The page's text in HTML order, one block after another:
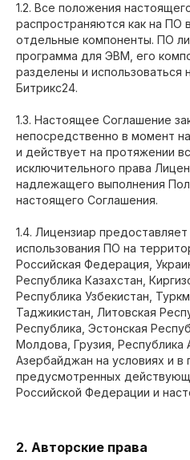
1.2. Все положения
распространяются как на ПО
отдельные компоненты. ПО
программа для ЭВМ, его
разделены и использоваться
Битрикс24.
1.3. Настоящее Соглашение
непосредственно в момент
и действует на протяжении
исключительного права
надлежащего выполнения
настоящего Соглашения.
1.4. Лицензиар
использования ПО на
Российская Федерация,
Республика Казахстан,
Республика Узбекистан,
Таджикистан, Литовская
Республика, Эстонская
Молдова, Грузия, Республика
Азербайджан на условиях и в
предусмотренных
Российской Федерации и
2. Авторские права